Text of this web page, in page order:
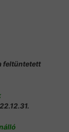
feltüntetett